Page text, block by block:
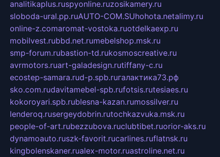
analitikaplus.ruspyonline.ruzosikamery.ru
sloboda-ural.pp.ruAUTO-COM.SUhohota.netalimy.ru
online-z.comaromat-vostoka.ruotdelkaexp.ru
mobilvest.rubbd.net.rumebelshop.msk.ru
smp-forum.rubastion-td.rukosmoscreative.ru
avrmotors.ruart-galadesign.rutiffany-c.ru
ecostep-samara.rud-p.spb.ruгалактика73.рф
sko.com.rudavitamebel-spb.rufotsis.rutesiaes.ru
kokoroyari.spb.rublesna-kazan.rumossilver.ru
lenderoq.rusergeydobrin.rutochkazvuka.msk.ru
people-of-art.rubezzubova.ruclubtibet.ruorior-aks.ru
dynamoauto.ruszk-favorit.rucarlines.ruflatnsk.ru
kingbolenskaner.rualex-motor.ruastroline.net.ru